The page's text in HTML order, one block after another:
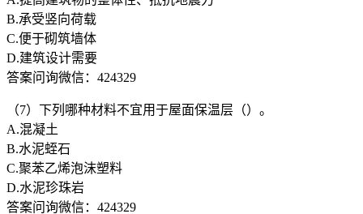
B.承受竖向荷载
C.便于砌筑墙体
D.建筑设计需要
答案问询微信：424329
（7）下列哪种材料不宜用于屋面保温层（）。
A.混凝土
B.水泥蛭石
C.聚苯乙烯泡沫塑料
D.水泥珍珠岩
答案问询微信：424329